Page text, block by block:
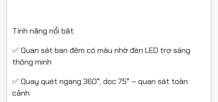
Tính năng nổi bật:
✅ Quan sát ban đêm có màu nhờ đèn LED trợ sáng
thông minh
✅ Quay quét ngang 360°, dọc 75° – quan sát toàn
cảnh